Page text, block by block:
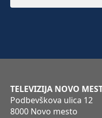
TELEVIZIJA NOVO
Podbevškova ulica 12
8000 Novo mesto